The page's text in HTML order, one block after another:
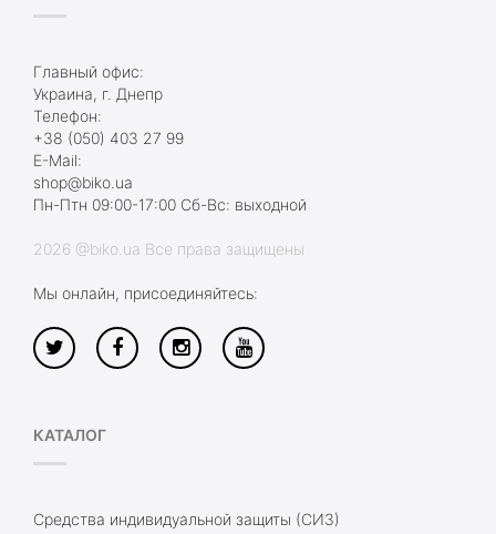
Главный офис:
Украина, г. Днепр
Телефон:
+38 (050) 403 27 99
E-Mail:
shop@biko.ua
Пн-Птн 09:00-17:00 Сб-Вс: выходной
2026 @biko.ua Все права защищены
Мы онлайн, присоединяйтесь:
КАТАЛОГ
Средства индивидуальной защиты (СИЗ)